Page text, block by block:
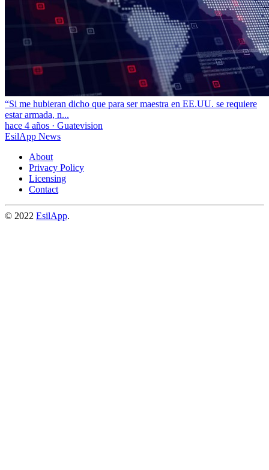
“Si me hubieran dicho que para ser maestra en EE.UU. se requiere
estar armada, n...
hace 4 años · Guatevision
EsilApp News
About
Privacy Policy
Licensing
Contact
© 2022 EsilApp.